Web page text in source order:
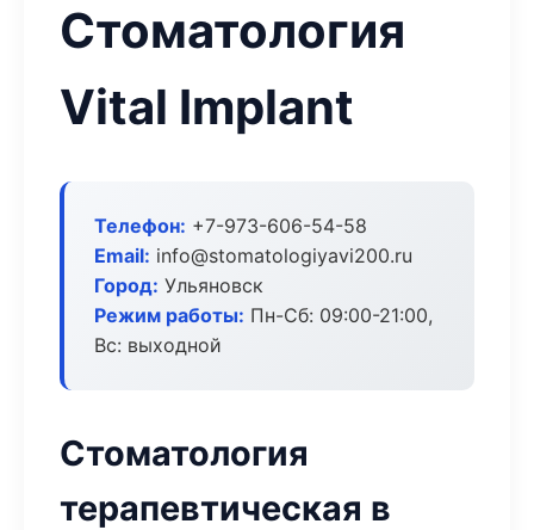
Стоматология
Vital Implant
Телефон: +7-973-606-54-58
Email: info@stomatologiyavi200.ru
Город: Ульяновск
Режим работы: Пн-Сб: 09:00-21:00,
Вс: выходной
Стоматология
терапевтическая в